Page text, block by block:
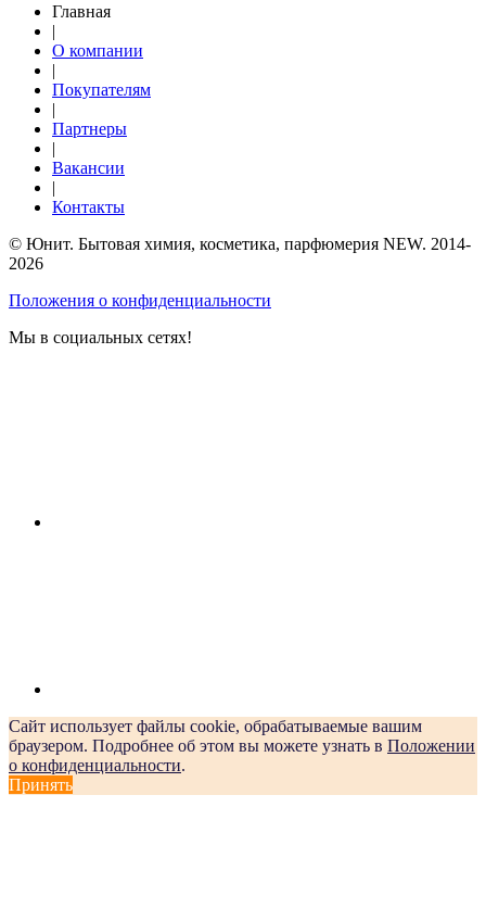
Главная
|
О компании
|
Покупателям
|
Партнеры
|
Вакансии
|
Контакты
© Юнит. Бытовая химия, косметика, парфюмерия NEW. 2014-
2026
Положения о конфиденциальности
Мы в социальных сетях!
Сайт использует файлы cookie, обрабатываемые вашим
браузером. Подробнее об этом вы можете узнать в Положении
о конфиденциальности.
Принять